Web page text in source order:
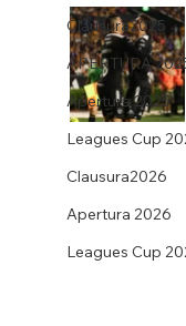
Clausura2025
APERTURA
Apertura 2025
Leagues Cup
Clausura2026
Apertura 2026
Leagues Cup